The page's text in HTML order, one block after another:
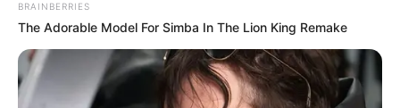
BRAINBERRIES
The Adorable Model For Simba In The Lion King Remake